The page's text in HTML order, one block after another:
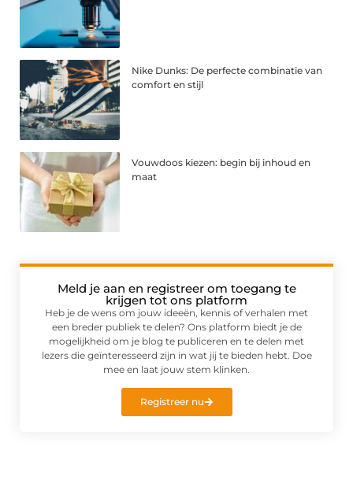
Nike Dunks: De perfecte combinatie van
comfort en stijl
Vouwdoos kiezen: begin bij inhoud en
maat
Meld je aan en registreer om toegang te
krijgen tot ons platform
Heb je de wens om jouw ideeën, kennis of verhalen met
een breder publiek te delen? Ons platform biedt je de
mogelijkheid om je blog te publiceren en te delen met
lezers die geïnteresseerd zijn in wat jij te bieden hebt. Doe
mee en laat jouw stem klinken.
Registreer nu